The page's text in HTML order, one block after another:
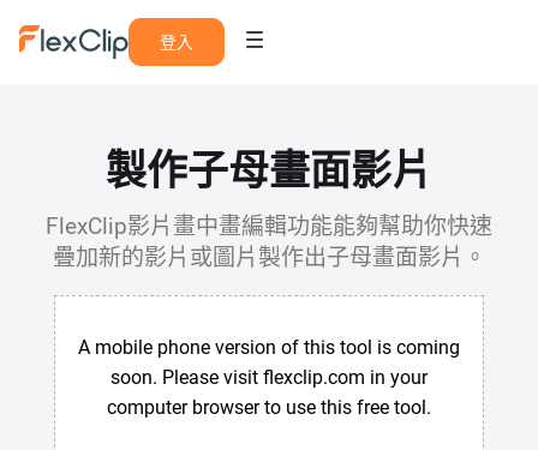
登入
製作子母畫面影片
FlexClip影片畫中畫編輯功能能夠幫助你快速
疊加新的影片或圖片製作出子母畫面影片。
A mobile phone version of this tool is coming
soon. Please visit flexclip.com in your
computer browser to use this free tool.